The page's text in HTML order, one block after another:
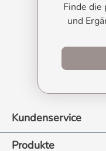
Finde
und
Kundenservice
Produkte